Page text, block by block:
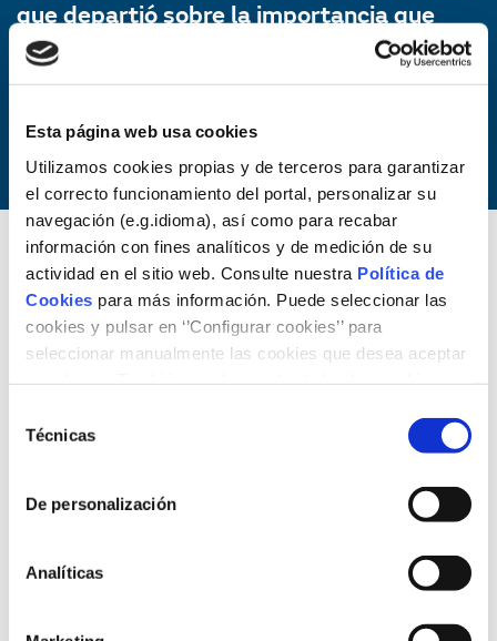
Esta página web usa cookies
Utilizamos cookies propias y de terceros para garantizar
el correcto funcionamiento del portal, personalizar su
navegación (e.g.idioma), así como para recabar
información con fines analíticos y de medición de su
actividad en el sitio web. Consulte nuestra Política de
Cookies para más información. Puede seleccionar las
cookies y pulsar en ‘’Configurar cookies’’ para
seleccionar manualmente las cookies que desea aceptar
Técnicas
De personalización
Analíticas
que departió sobre la importancia que
tiene el centro para ellos y debatió sobre
las mejoras que se podrían realizar para
mejorar sus prestaciones.
Brasil